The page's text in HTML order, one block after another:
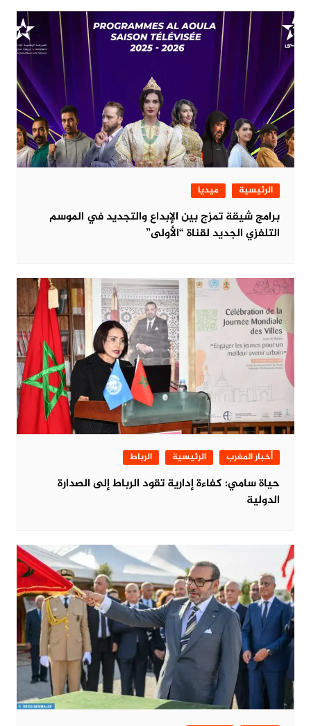
الرئيسية ميديا
برامج شيقة تمزج بين الإبداع والتجديد في الموسم
التلفزي الجديد لقناة “الأولى”
أخبار المغرب الرئيسية الرباط
حياة سامي: كفاءة إدارية تقود الرباط إلى الصدارة
الدولية